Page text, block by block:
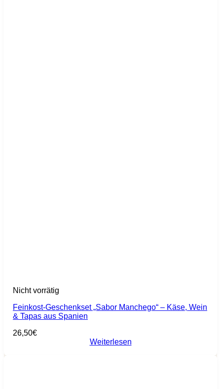
Nicht vorrätig
Feinkost-Geschenkset „Sabor Manchego“ – Käse, Wein
& Tapas aus Spanien
26,50€
Weiterlesen